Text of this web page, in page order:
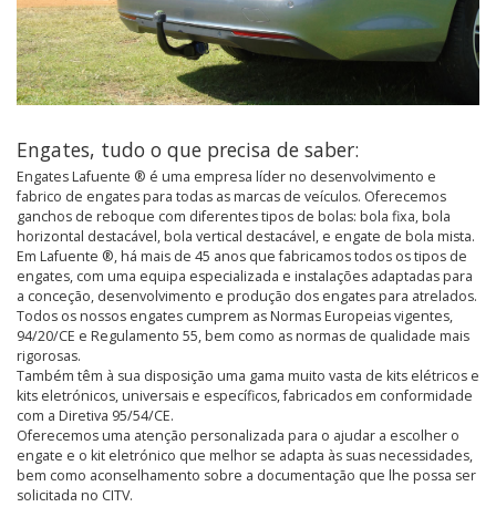
Engates, tudo o que precisa de saber:
Engates Lafuente ® é uma empresa líder no desenvolvimento e
fabrico de engates para todas as marcas de veículos. Oferecemos
ganchos de reboque com diferentes tipos de bolas: bola fixa, bola
horizontal destacável, bola vertical destacável, e engate de bola mista.
Em Lafuente ®, há mais de 45 anos que fabricamos todos os tipos de
engates, com uma equipa especializada e instalações adaptadas para
a conceção, desenvolvimento e produção dos engates para atrelados.
Todos os nossos engates cumprem as Normas Europeias vigentes,
94/20/CE e Regulamento 55, bem como as normas de qualidade mais
rigorosas.
Também têm à sua disposição uma gama muito vasta de kits elétricos e
kits eletrónicos, universais e específicos, fabricados em conformidade
com a Diretiva 95/54/CE.
Oferecemos uma atenção personalizada para o ajudar a escolher o
engate e o kit eletrónico que melhor se adapta às suas necessidades,
bem como aconselhamento sobre a documentação que lhe possa ser
solicitada no CITV.